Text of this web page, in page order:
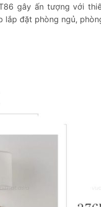
gây ấn tượng với
đặt phòng ngủ,